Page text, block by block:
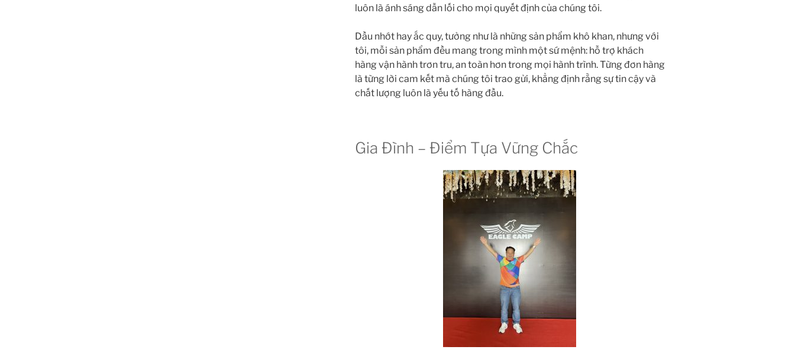
luôn là ánh sáng dẫn lối cho mọi quyết định của chúng tôi.
Dầu nhớt hay ắc quy, tưởng như là những sản phẩm khô khan, nhưng với
tôi, mỗi sản phẩm đều mang trong mình một sứ mệnh: hỗ trợ khách
hàng vận hành trơn tru, an toàn hơn trong mọi hành trình. Từng đơn hàng
là từng lời cam kết mà chúng tôi trao gửi, khẳng định rằng sự tin cậy và
chất lượng luôn là yếu tố hàng đầu.
Gia Đình – Điểm Tựa Vững Chắc